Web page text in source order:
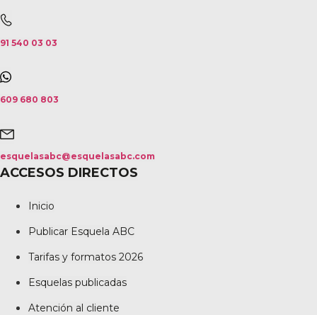
91 540 03 03
609 680 803
esquelasabc@esquelasabc.com
ACCESOS DIRECTOS
Inicio
Publicar Esquela ABC
Tarifas y formatos 2026
Esquelas publicadas
Atención al cliente